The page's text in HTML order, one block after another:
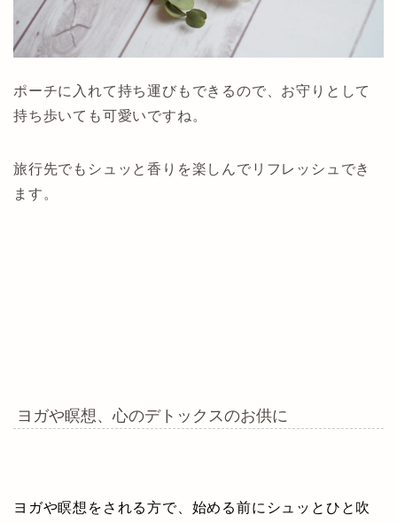
ポーチに入れて持ち運びもできるので、お守りとして
持ち歩いても可愛いですね。
旅行先でもシュッと香りを楽しんでリフレッシュでき
ます。
ヨガや瞑想、心のデトックスのお供に
ヨガや瞑想をされる方で、始める前にシュッとひと吹